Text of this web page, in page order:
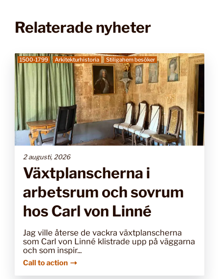
Relaterade nyheter
1500-1799 Arkitekturhistoria Stiligahem besöker
2 augusti, 2026
Växtplanscherna i
arbetsrum och sovrum
hos Carl von Linné
Jag ville återse de vackra växtplanscherna
som Carl von Linné klistrade upp på väggarna
och som inspir...
Call to action